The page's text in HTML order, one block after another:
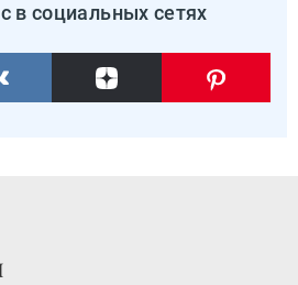
в социальных сетях